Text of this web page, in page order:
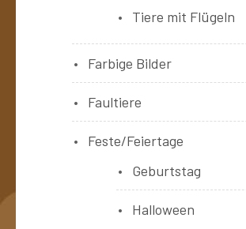
Tiere mit Flügeln
Farbige Bilder
Faultiere
Feste/Feiertage
Geburtstag
Halloween